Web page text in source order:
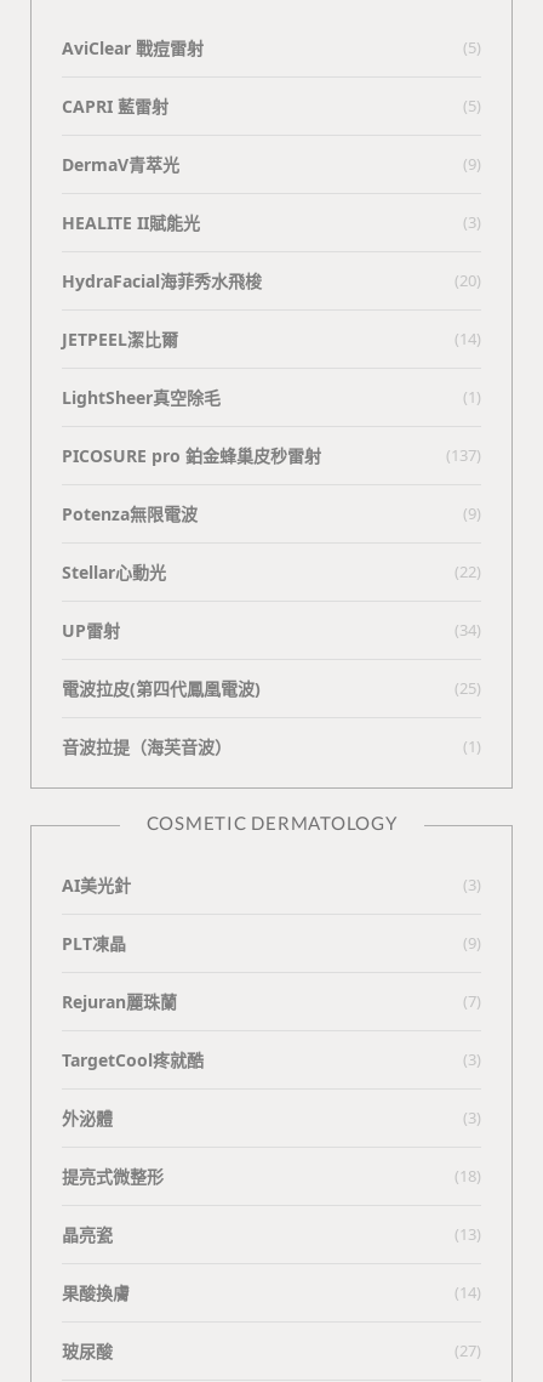
AviClear 戰痘雷射 (5)
CAPRI 藍雷射 (5)
DermaV青萃光 (9)
HEALITE II賦能光 (3)
HydraFacial海菲秀水飛梭 (20)
JETPEEL潔比爾 (14)
LightSheer真空除毛 (1)
PICOSURE pro 鉑金蜂巢皮秒雷射 (137)
Potenza無限電波 (9)
Stellar心動光 (22)
UP雷射 (34)
電波拉皮(第四代鳳凰電波) (25)
⾳波拉提（海芙⾳波） (1)
COSMETIC DERMATOLOGY
AI美光針 (3)
PLT凍晶 (9)
Rejuran麗珠蘭 (7)
TargetCool疼就酷 (3)
外泌體 (3)
提亮式微整形 (18)
晶亮瓷 (13)
果酸換膚 (14)
玻尿酸 (27)